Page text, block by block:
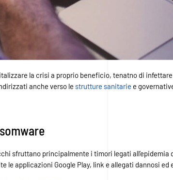
la crisi a proprio beneficio, tenatno di
anche verso le strutture sanitarie e
sfruttano principalmente i timori legati all’epidemia
le applicazioni Google Play, link e allegati dannosi